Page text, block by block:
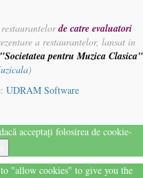
restaurantelorde catre evaluatori
a restaurantelor, lansat in
"Societatea pentru Muzica Clasica"
)
UDRAM Software
acceptați folosirea de cookie-
"allow cookies" to give you the